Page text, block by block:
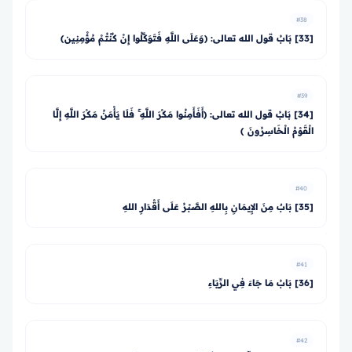
#38
[33] بَابُ قول الله تعالى: ﴿وَعَلَى اللَّهِ فَتَوَكَّلُوا إِنْ كُنْتُمْ مُؤْمِنِين﴾
#39
[34] بَابُ قول الله تعالى: ﴿أَفَأَمِنُوا مَكْرَ اللَّهِ ۚ فَلَا يَأْمَنُ مَكْرَ اللَّهِ إِلَّا
الْقَوْمُ الْخَاسِرُونَ ﴾
#40
[35] بَابٌ مِنَ الإِيمَانِ بِاللهِ الصَّبْرُ عَلَى أَقْدَارِ اللهِ
#41
[36] بَابُ مَا جَاءَ فِي الرِّيَاءِ
#42